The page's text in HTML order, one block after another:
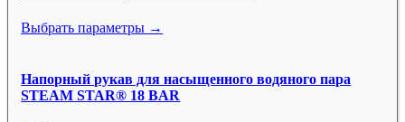
Выбрать параметры →
Напорный рукав для насыщенного водяного пара
STEAM STAR® 18 BAR